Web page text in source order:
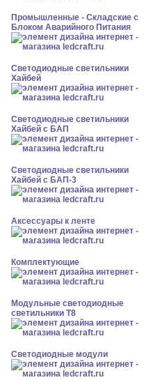
Промышленные - Складские с
Блоком Аварийного Питания
Светодиодные светильники
Хайбей
Светодиодные светильники
Хайбей с БАП
Светодиодные светильники
Хайбей с БАП-3
Аксессуары к ленте
Комплектующие
Модульные светодиодные
светильники Т8
Светодиодные модули